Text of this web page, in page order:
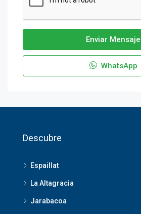
Enviar Mensaje
WhatsApp
Descubre
Espaillat
La Altagracia
Jarabacoa